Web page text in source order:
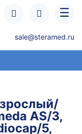
☰
sale@steramed.ru
AS/3,
5,